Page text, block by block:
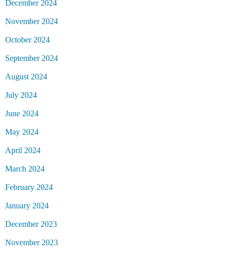
December 2024
November 2024
October 2024
September 2024
August 2024
July 2024
June 2024
May 2024
April 2024
March 2024
February 2024
January 2024
December 2023
November 2023